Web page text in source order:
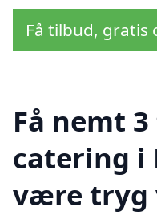
Få tilbud,
Få nemt
catering i
være tryg